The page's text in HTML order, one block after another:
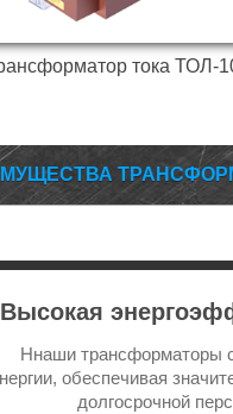
тока ТОЛ-
Высокая
Ннаши трансформаторы
обеспечивая
долгосрочной